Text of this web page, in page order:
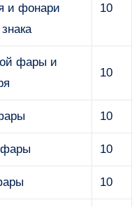
и фонари
10
фары и
10
10
фары 10
10